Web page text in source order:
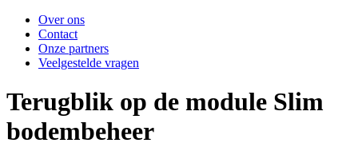
Over ons
Contact
Onze partners
Veelgestelde vragen
Terugblik op de module Slim
bodembeheer